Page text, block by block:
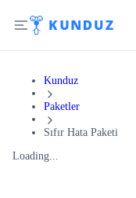
Kunduz
Paketler
Sıfır Hata Paketi
Loading...